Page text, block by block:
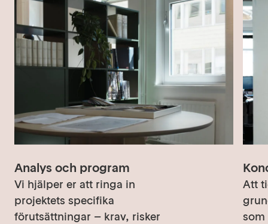
Analys och program
Vi hjälper er att ringa in
projektets specifika
förutsättningar – krav, risker
Att
som